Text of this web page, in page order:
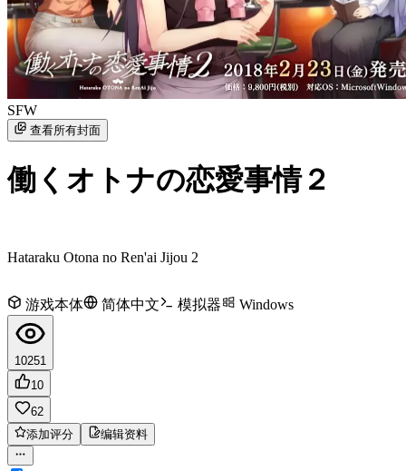
SFW
查看所有封面
働くオトナの恋愛事情２
Hataraku Otona no Ren'ai Jijou 2
游戏本体 简体中文 模拟器 Windows
10251
10
62
添加评分
编辑资料